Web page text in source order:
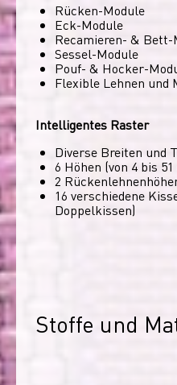
Rücken-Module
Eck-Module
Recamieren- & Bett-
Sessel-Module
Pouf- & Hocker-
Flexible Lehnen und
Intelligentes Raster
Diverse Breiten und
6 Höhen (von 4 bis 51
2
16 verschiedene
Doppelkissen)
Stoffe und